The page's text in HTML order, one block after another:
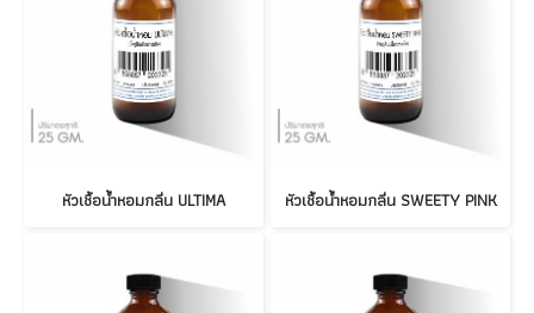
หัวเชื้อน้ำหอมกลิ่น ULTIMA หัวเชื้อน้ำหอมกลิ่น SWEETY PINK